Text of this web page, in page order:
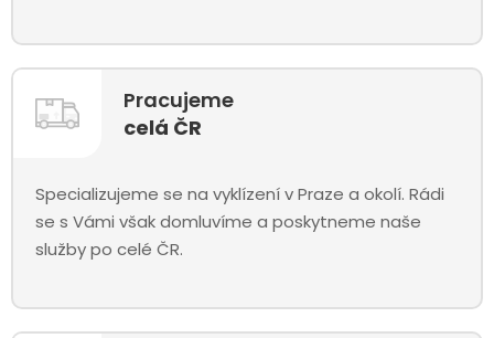
Pracujeme
celá ČR
Specializujeme se na vyklízení v Praze a okolí. Rádi
se s Vámi však domluvíme a poskytneme naše
služby po celé ČR.